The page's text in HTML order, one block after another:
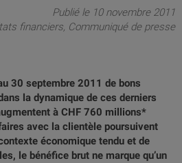
Publié le 10 novembre 2011
financiers Communiqué de presse
30 septembre 2011 de bons
la dynamique de ces derniers
à CHF 760 millions*
avec la clientèle poursuivent
économique tendu et de
le bénéfice brut ne marque qu’un